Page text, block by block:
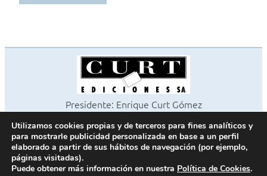
Presidente: Enrique Curt Gómez
©2026 Revista Cocinas y Baños
Todos los derechos reservados
Paseo de Gracia, 63. 1º 2ª. 08008 Barcelona -
Utilizamos cookies propias y de terceros para fines analíticos y
para mostrarle publicidad personalizada en base a un perfil
elaborado a partir de sus hábitos de navegación (por ejemplo,
páginas visitadas).
Puede obtener más información en nuestra Política de Cookies.